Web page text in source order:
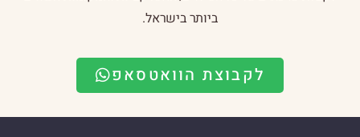
ביותר בישראל.
לקבוצת הוואטסאפ